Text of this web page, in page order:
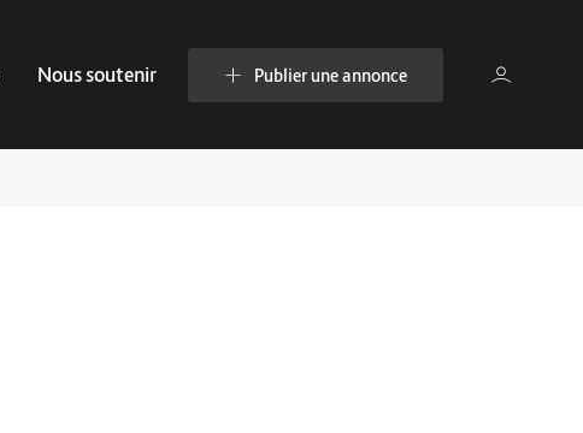
Nous soutenir Publier une annonce